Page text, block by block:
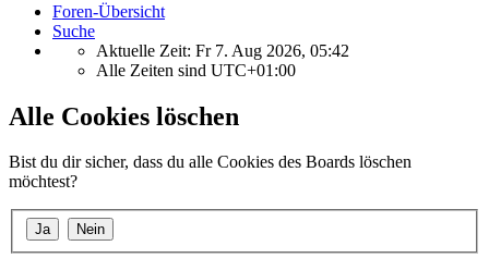
Foren-Übersicht
Suche
Aktuelle Zeit: Fr 7. Aug 2026, 05:42
Alle Zeiten sind UTC+01:00
Alle Cookies löschen
Bist du dir sicher, dass du alle Cookies des Boards löschen
möchtest?